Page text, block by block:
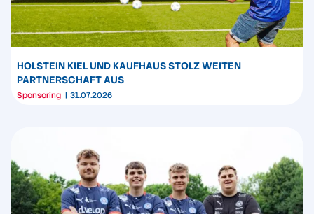
HOLSTEIN KIEL UND KAUFHAUS STOLZ WEITEN
PARTNERSCHAFT AUS
Sponsoring 31.07.2026